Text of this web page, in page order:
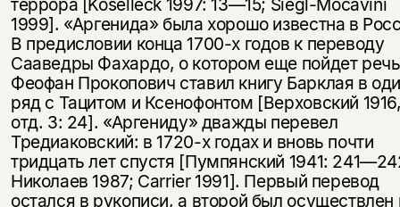
террора [Koselleck 1997: 13—15; Siegl-Mocavini
1999]. «Аргенида» была хорошо известна в
В предисловии конца 1700-х годов к переводу
Сааведры Фахардо, о котором еще пойдет
Феофан Прокопович ставил книгу Барклая в
ряд с Тацитом и Ксенофонтом [Верховский
отд. 3: 24]. «Аргениду» дважды перевел
Тредиаковский: в 1720-х годах и вновь почти
тридцать лет спустя [Пумпянский 1941:
Николаев 1987; Carrier 1991]. Первый перевод
остался в рукописи, а второй был осуществлен